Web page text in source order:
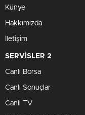
Künye
Hakkımızda
İletişim
SERVİSLER 2
Canlı Borsa
Canlı Sonuçlar
Canlı TV